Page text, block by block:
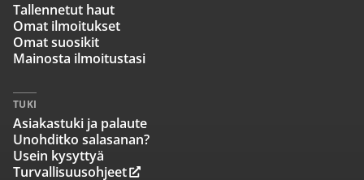
Tallennetut haut
Omat ilmoitukset
Omat suosikit
Mainosta ilmoitustasi
TUKI
Asiakastuki ja palaute
Unohditko salasanan?
Usein kysyttyä
Turvallisuusohjeet